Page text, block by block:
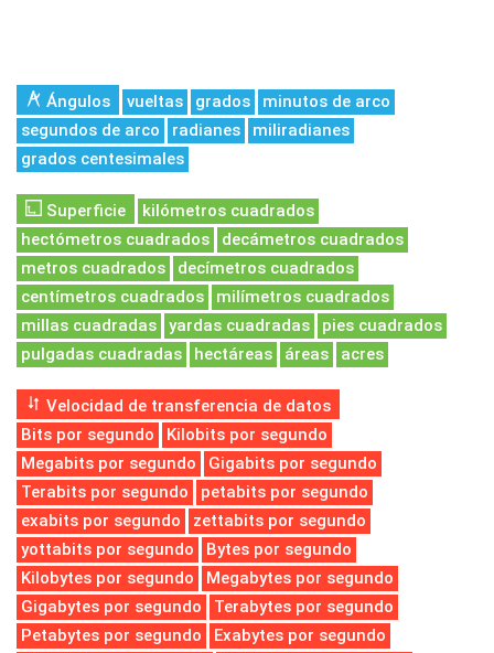
Ángulos vueltas grados
minutos de arco
segundos de arco
radianes
miliradianes
grados centesimales
Superficie
kilómetros cuadrados
hectómetros cuadrados
decámetros cuadrados
metros cuadrados
decímetros cuadrados
centímetros cuadrados
milímetros cuadrados
millas cuadradas
yardas cuadradas
pies cuadrados
pulgadas cuadradas
hectáreas áreas acres
Velocidad de transferencia de datos
Bits por segundo
Kilobits por segundo
Megabits por segundo
Gigabits por segundo
Terabits por segundo
petabits por segundo
exabits por segundo
zettabits por segundo
yottabits por segundo
Bytes por segundo
Kilobytes por segundo
Megabytes por segundo
Gigabytes por segundo
Terabytes por segundo
Petabytes por segundo
Exabytes por segundo